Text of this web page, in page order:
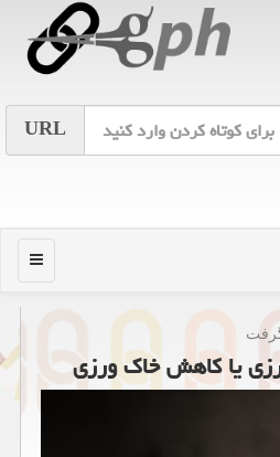
URL
منو
یا كاهش خاك ورزی